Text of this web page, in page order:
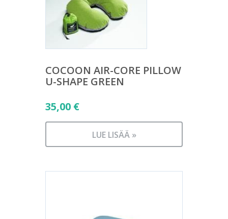
COCOON AIR-CORE PILLOW
U-SHAPE GREEN
35,00 €
LUE LISÄÄ »